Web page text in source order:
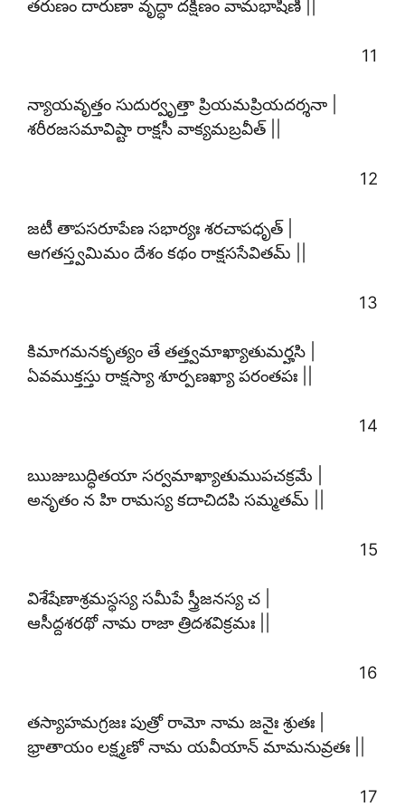
తరుణం దారుణా వృద్ధా దక్షిణం వామభాషిణీ ||
11
న్యాయవృత్తం సుదుర్వృత్తా ప్రియమప్రియదర్శనా |
శరీరజసమావిష్టా రాక్షసీ వాక్యమబ్రవీత్ ||
12
జటీ తాపసరూపేణ సభార్యః శరచాపధృత్ |
ఆగతస్త్వమిమం దేశం కథం రాక్షససేవితమ్ ||
13
కిమాగమనకృత్యం తే తత్త్వమాఖ్యాతుమర్హసి |
ఏవముక్తస్తు రాక్షస్యా శూర్పణఖ్యా పరంతపః ||
14
ఋజుబుద్ధితయా సర్వమాఖ్యాతుముపచక్రమే |
అనృతం న హి రామస్య కదాచిదపి సమ్మతమ్ ||
15
విశేషేణాశ్రమస్థస్య సమీపే స్త్రీజనస్య చ |
ఆసీద్దశరథో నామ రాజా త్రిదశవిక్రమః ||
16
తస్యాహమగ్రజః పుత్రో రామో నామ జనైః శ్రుతః |
భ్రాతాయం లక్ష్మణో నామ యవీయాన్ మామనువ్రతః ||
17